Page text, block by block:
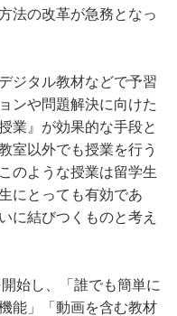
法の改革が急務となっ
ジタル教材などで予習
ンや問題解決に向けた
業』が効果的な手段と
室以外でも授業を行う
のような授業は留学生
にとっても有効であ
に結びつくものと考え
始し、「誰でも簡単に
能」「動画を含む教材